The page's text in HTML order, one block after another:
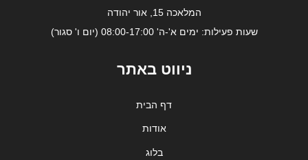
המלאכה 15, אור יהודה
שעות פעילות: ימים א'-ה' 08:00-17:00 (יום ו' סגור)
ניווט באתר
דף הבית
אודות
בלוג